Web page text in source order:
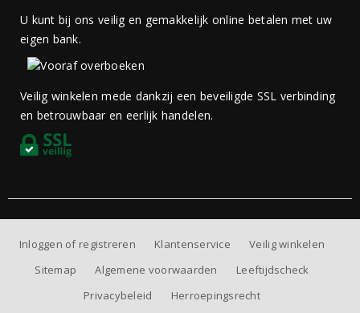
U kunt bij ons veilig en gemakkelijk online betalen met uw
eigen bank.
Veilig winkelen mede dankzij een beveiligde SSL verbinding
en betrouwbaar en eerlijk handelen.
Inloggen of registreren Klantenservice
Veilig winkelen
Sitemap
Algemene voorwaarden
Leeftijdscheck
Privacybeleid
Herroepingsrecht